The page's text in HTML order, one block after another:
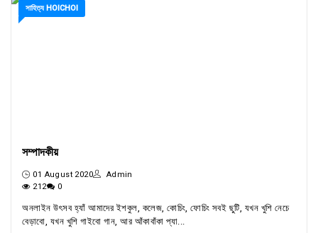
সাহিত্য HOICHOI
সম্পাদকীয়
01 August 2020
Admin
212
0
অনলাইন উৎসব হ্যাঁ আমাদের ইশকুল, কলেজ, কোচিং, ফোচিং সবই ছুটি, যখন খুশি নেচে
বেড়াবো, যখন খুশি গাইবো গান, আর আঁকাবাঁকা প্যা...